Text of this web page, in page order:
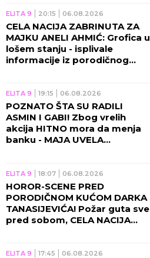
ELITA 9 20:15 06.08.2026
CELA NACIJA ZABRINUTA ZA
MAJKU ANELI AHMIĆ: Grofica u
lošem stanju - isplivale
informacije iz porodičnog
ELITA 9 19:15 06.08.2026
POZNATO ŠTA SU RADILI
ASMIN I GABI! Zbog vrelih
akcija HITNO mora da menja
banku - MAJA UVELA
ELITA 9 18:07 06.08.2026
HOROR-SCENE PRED
PORODIČNOM KUĆOM DARKA
TANASIJEVIĆA! Požar guta sve
pred sobom, CELA NACIJA
ELITA 9 17:45 06.08.2026